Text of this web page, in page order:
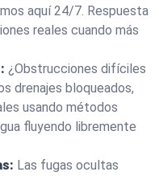
aquí 24/7. Respuesta
reales cuando más
¿Obstrucciones difíciles
drenajes bloqueados,
usando métodos
fluyendo libremente
Las fugas ocultas